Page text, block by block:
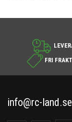
FRI
info@rc-land.se